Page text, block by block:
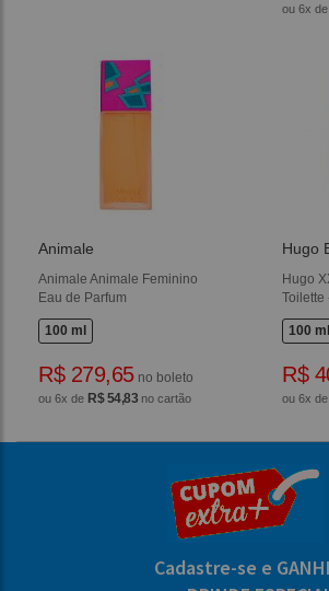
ou 6x de
Animale
Animale Animale Feminino
Eau de Parfum
100 ml
R$ 279,65no boleto
ou 6x de R$ 54,83 no cartão
Hugo
Hugo
Toilette
100 ml
R$
ou 6x de
Cadastre-se e